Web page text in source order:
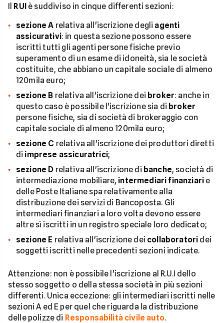
Il RUIè suddiviso in cinque differenti sezioni:
sezione A relativa all'iscrizione degli agenti
assicurativi: in questa sezione possono essere
iscritti tutti gli agenti persone fisiche previo
superamento di un esame di idoneità, sia le società
costituite, che abbiano un capitale sociale di almeno
120mila euro;
sezione B relativa all'iscrizione dei broker: anche in
questo caso è possibile l'iscrizione sia di broker
persone fisiche, sia di società di brokeraggio con
capitale sociale di almeno 120mila euro;
sezione C relativa all'iscrizione dei produttori diretti
di imprese assicuratrici;
sezione D relativa all'iscrizione di banche, società di
intermediazione mobiliare, intermediari finanziari e
delle Poste Italiane spa relativamente alla
distribuzione dei servizi di Bancoposta. Gli
intermediari finanziari a loro volta devono essere
altre sì iscritti in un registro speciale loro dedicato;
sezione E relativa all'iscrizione dei collaboratori dei
soggetti iscritti nelle precedenti sezioni indicate.
Attenzione: non è possibile l'iscrizione al R.U.I dello
stesso soggetto o della stessa società in più sezioni
differenti. Unica eccezione: gli intermediari iscritti nelle
sezioni A ed E per quel che riguarda la distribuzione
delle polizze di Responsabilità civile auto.